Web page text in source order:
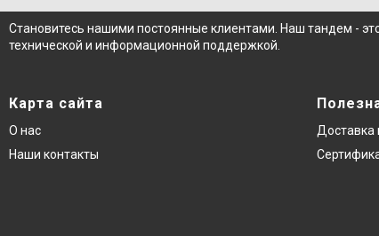
Становитесь нашими постоянные клиентами. Наш тандем -
технической и информационной поддержкой.
Карта сайта
О нас
Наши контакты
Доставка